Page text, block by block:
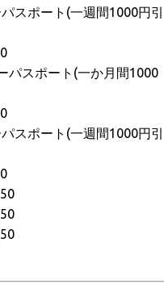
スポート(一週間1000円引
スポート(一か月間1000
スポート(一週間1000円引